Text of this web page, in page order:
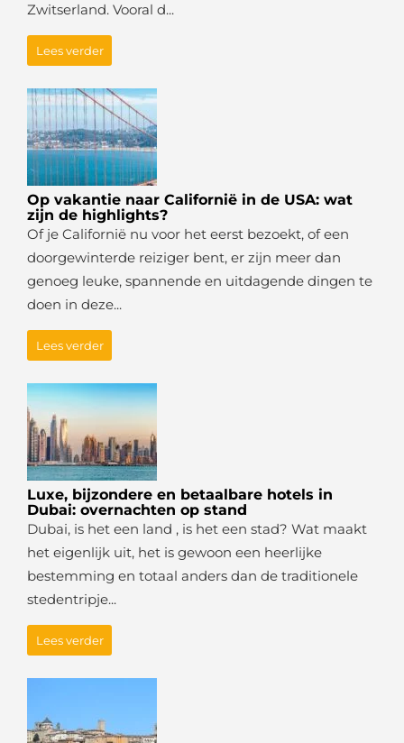
Zwitserland. Vooral d...
Lees verder
Op vakantie naar Californië in de USA: wat
zijn de highlights?
Of je Californië nu voor het eerst bezoekt, of een
doorgewinterde reiziger bent, er zijn meer dan
genoeg leuke, spannende en uitdagende dingen te
doen in deze...
Lees verder
Luxe, bijzondere en betaalbare hotels in
Dubai: overnachten op stand
Dubai, is het een land , is het een stad? Wat maakt
het eigenlijk uit, het is gewoon een heerlijke
bestemming en totaal anders dan de traditionele
stedentripje...
Lees verder